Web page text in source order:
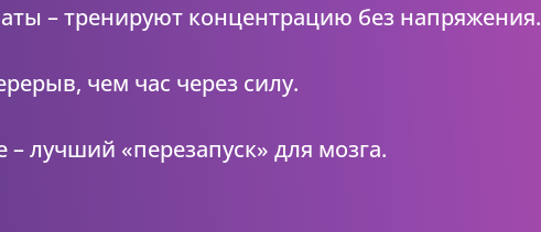
– тренируют концентрацию без напряжения.
чем час через силу.
лучший «перезапуск» для мозга.